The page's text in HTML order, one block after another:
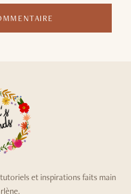
et inspirations faits main